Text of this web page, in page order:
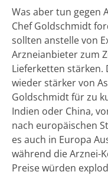
Was aber tun gegen
Chef Goldschmidt
sollten anstelle von
Arzneianbieter zum
Lieferketten stärken.
wieder stärker von
Goldschmidt für zu
Indien oder China,
nach europäischen
es auch in Europa
während die Arznei-
Preise würden